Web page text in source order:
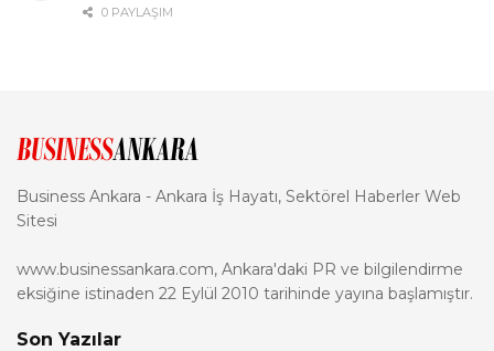
0 PAYLAŞIM
Business Ankara - Ankara İş Hayatı, Sektörel Haberler Web
Sitesi
www.businessankara.com, Ankara'daki PR ve bilgilendirme
eksiğine istinaden 22 Eylül 2010 tarihinde yayına başlamıştır.
Son Yazılar